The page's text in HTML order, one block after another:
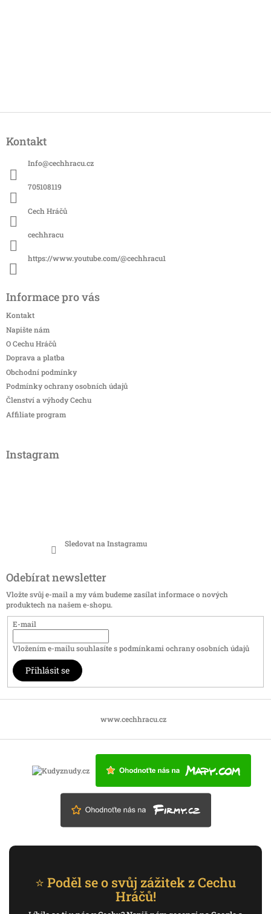
pKontakt
Info@cechhracu.cz
705108119
Cech Hráčů
cechhracu
https://www.youtube.com/@cechhracu1
Informace pro vás
Kontakt
Napište nám
O Cechu Hráčů
Doprava a platba
Obchodní podmínky
Podmínky ochrany osobních údajů
Členství a výhody Cechu
Affiliate program
Instagram
Sledovat na Instagramu
Odebírat newsletter
Vložte svůj e-mail a my vám budeme zasílat informace o nových
produktech na našem e-shopu.
E-mail
Vložením e-mailu souhlasíte spodmínkami ochrany osobních údajů
Přihlásit se
www.cechhracu.cz
⭐ Poděl se o svůj zážitek z Cechu
Hráčů!